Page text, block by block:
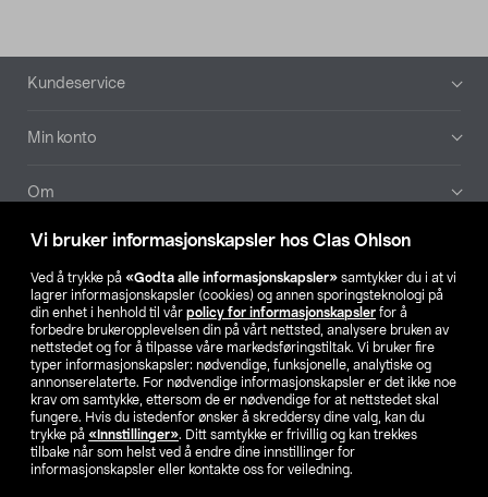
Vi bruker informasjonskapsler hos Clas Ohlson
Ved å trykke på «Godta alle informasjonskapsler» samtykker du i at vi
lagrer informasjonskapsler (cookies) og annen sporingsteknologi på
din enhet i henhold til vår policy for informasjonskapsler for å
forbedre brukeropplevelsen din på vårt nettsted, analysere bruken av
nettstedet og for å tilpasse våre markedsføringstiltak. Vi bruker fire
typer informasjonskapsler: nødvendige, funksjonelle, analytiske og
annonserelaterte. For nødvendige informasjonskapsler er det ikke noe
krav om samtykke, ettersom de er nødvendige for at nettstedet skal
fungere. Hvis du istedenfor ønsker å skreddersy dine valg, kan du
trykke på «Innstillinger». Ditt samtykke er frivillig og kan trekkes
tilbake når som helst ved å endre dine innstillinger for
informasjonskapsler eller kontakte oss for veiledning.
Bunntekst
Kundeservice
Min konto
Om
Aktuelt
Våre selskaper
Finn din butikk
SE NO FI